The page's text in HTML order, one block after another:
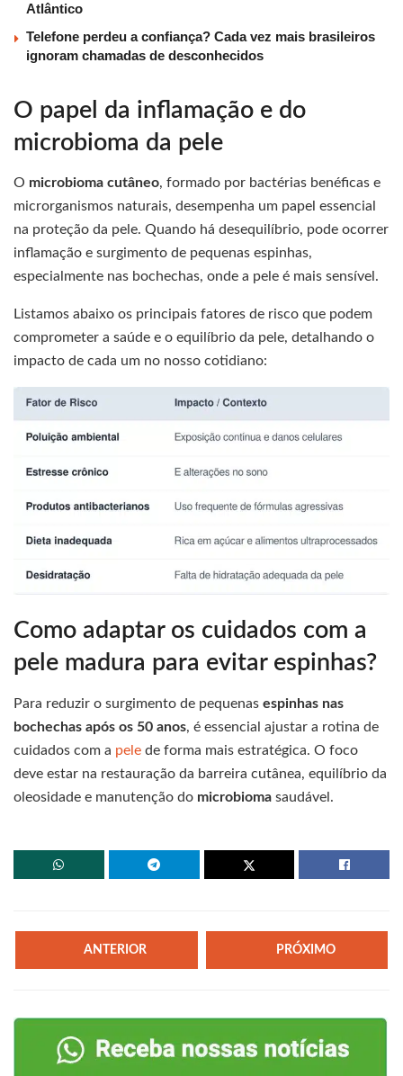
Atlântico
Telefone perdeu a confiança? Cada vez mais brasileiros
ignoram chamadas de desconhecidos
O papel da inflamação e do
microbioma da pele
O microbioma cutâneo, formado por bactérias benéficas e
microrganismos naturais, desempenha um papel essencial
na proteção da pele. Quando há desequilíbrio, pode ocorrer
inflamação e surgimento de pequenas espinhas,
especialmente nas bochechas, onde a pele é mais sensível.
Listamos abaixo os principais fatores de risco que podem
comprometer a saúde e o equilíbrio da pele, detalhando o
impacto de cada um no nosso cotidiano:
Como adaptar os cuidados com a
pele madura para evitar espinhas?
Para reduzir o surgimento de pequenas espinhas nas
bochechas após os 50 anos, é essencial ajustar a rotina de
cuidados com a pele de forma mais estratégica. O foco
deve estar na restauração da barreira cutânea, equilíbrio da
oleosidade e manutenção do microbioma saudável.
ANTERIOR PRÓXIMO